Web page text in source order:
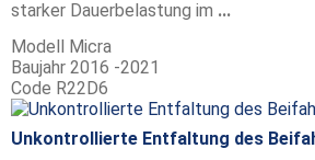
starker Dauerbelastung im ...
Modell Micra
Baujahr 2016 -2021
Code R22D6
Unkontrollierte Entfaltung des